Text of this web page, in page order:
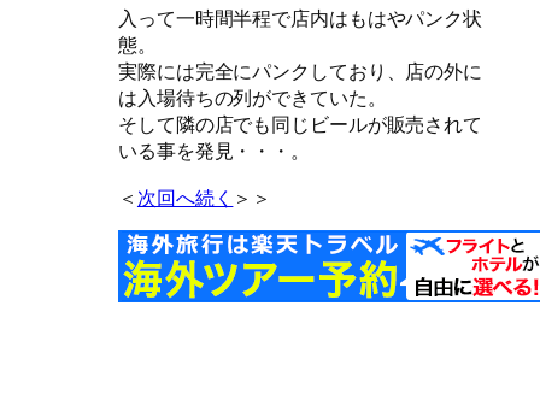
入って一時間半程で店内はもはやパンク状
態。
実際には完全にパンクしており、店の外に
は入場待ちの列ができていた。
そして隣の店でも同じビールが販売されて
いる事を発見・・・。
＜ 次回へ続く ＞＞